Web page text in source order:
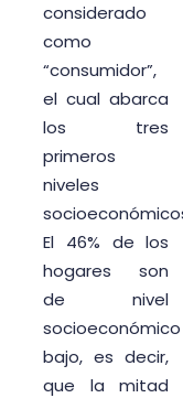
considerado
como
“consumidor”,
el cual abarca
los tres
primeros
niveles
El 46% de los
hogares son
de nivel
socioeconómico
bajo, es decir,
que la mitad